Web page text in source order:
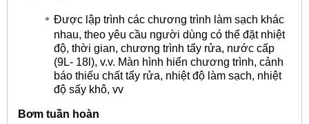
Được lập trình các chương trình làm sạch khác
nhau, theo yêu cầu người dùng có thể đặt nhiệt
độ, thời gian, chương trình tẩy rửa, nước cấp
(9L- 18l), v.v. Màn hình hiển chương trình, cảnh
báo thiếu chất tẩy rửa, nhiệt độ làm sạch, nhiệt
độ sấy khô, vv
Bơm tuần hoàn